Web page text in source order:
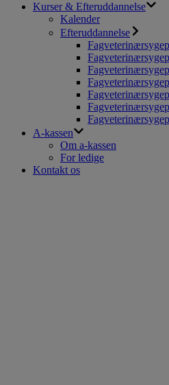
Kurser & Efteruddannelse
Kalender
Efteruddannelse
A-kassen
Om a-kassen
For ledige
Kontakt os